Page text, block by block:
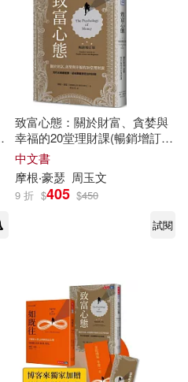
致富心態：關於財富、貪婪與
幸福的20堂理財課(暢銷增訂
版)
中文書
摩根‧豪瑟 周玉文
9 折 $405 $450
試閱